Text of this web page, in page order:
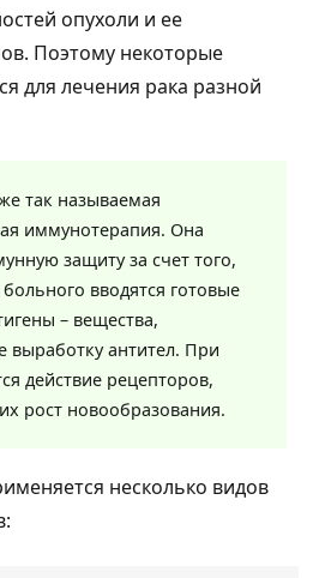
опухоли и ее
Поэтому некоторые
для лечения рака разной
так называемая
иммунотерапия. Она
защиту за счет того,
вводятся готовые
– вещества,
выработку антител. При
действие рецепторов,
рост новообразования.
несколько видов